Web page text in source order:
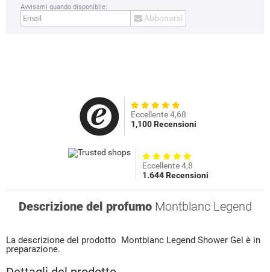
Avvisami quando disponibile:
Abbonarsi
Eccellente 4,68
1,100 Recensioni
Eccellente 4,8
1.644 Recensioni
Descrizione del profumo Montblanc Legend
La descrizione del prodotto Montblanc Legend Shower Gel è in
preparazione.